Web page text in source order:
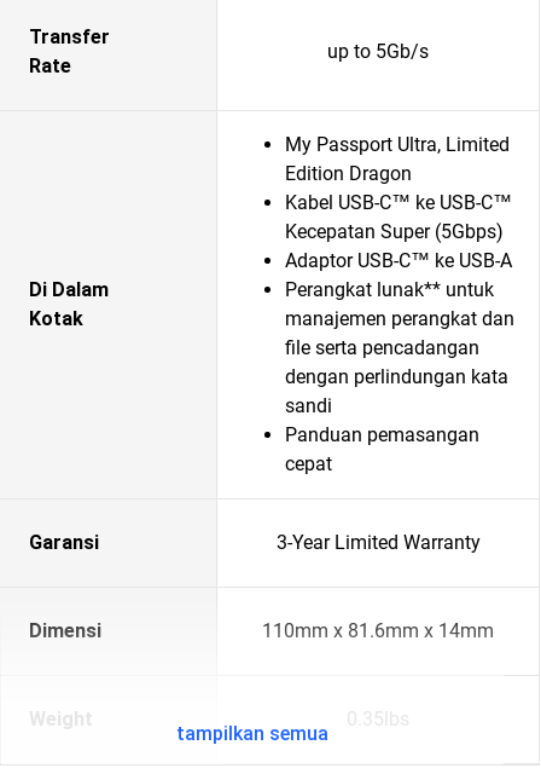
Transfer
Rate
up to 5Gb/s
Di Dalam
Kotak
My Passport Ultra, Limited
Edition Dragon
Kabel USB-C™ ke USB-C™
Kecepatan Super (5Gbps)
Adaptor USB-C™ ke USB-A
Perangkat lunak** untuk
manajemen perangkat dan
file serta pencadangan
dengan perlindungan kata
sandi
Panduan pemasangan
cepat
Garansi 3-Year Limited Warranty
Dimensi 110mm x 81.6mm x 14mm
Weight 0.35lbs
tampilkan semua